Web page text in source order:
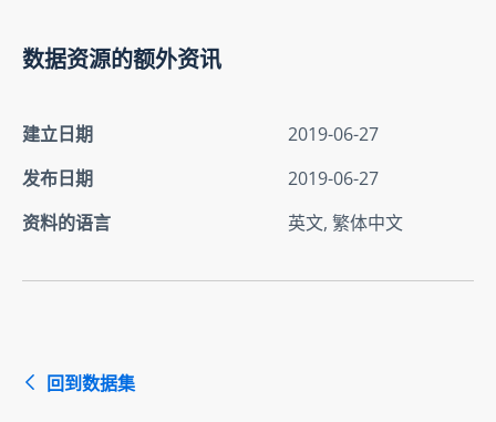
数据资源的额外资讯
建立日期
2019-06-27
发布日期
2019-06-27
资料的语言
英文, 繁体中文
回到数据集